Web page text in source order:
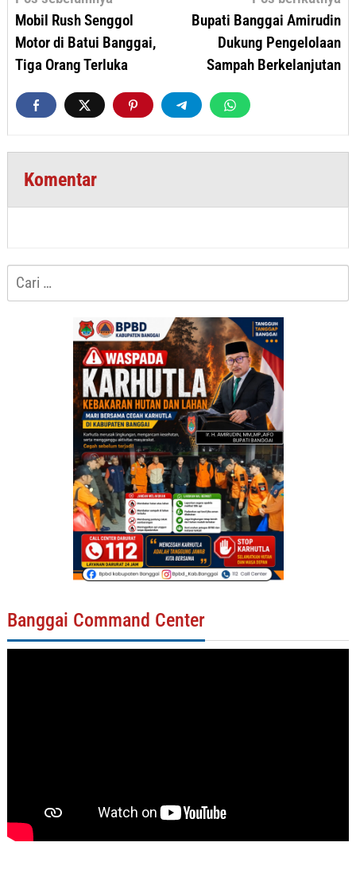
Mobil Rush Senggol
Motor di Batui Banggai,
Tiga Orang Terluka
Bupati Banggai Amirudin
Dukung Pengelolaan
Sampah Berkelanjutan
Komentar
Cari
untuk:
Banggai Command Center